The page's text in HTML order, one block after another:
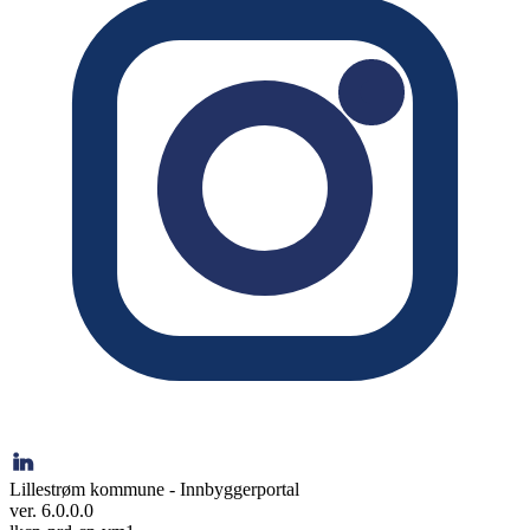
Lillestrøm kommune - Innbyggerportal
ver. 6.0.0.0